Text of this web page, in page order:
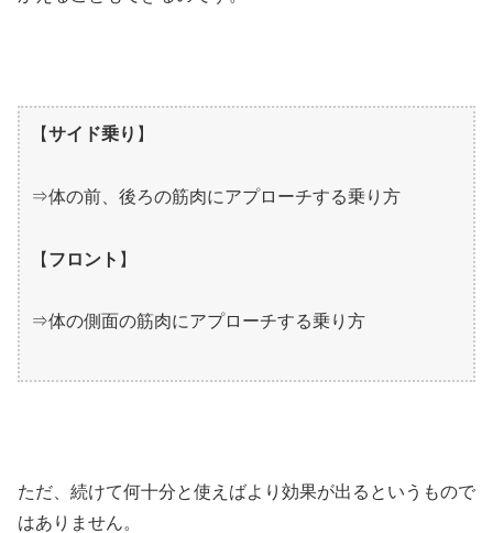
【サイド乗り 】
⇒体の前、後ろの筋肉にアプローチする乗り方
【 フロント 】
⇒体の側面の筋肉にアプローチする乗り方
ただ、続けて何十分と使えばより効果が出るというもので
はありません。